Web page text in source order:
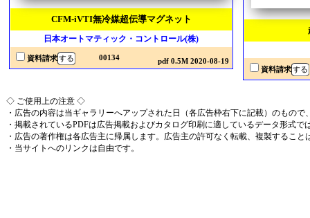
CFM-iVTI無冷媒超伝導マグネット
日本オートマティック・コントロール(株)
資料請求 00134 pdf 0.5M 2020-08-19
資料請求
◇ ご使用上の注意 ◇
・広告の内容は当ギャラリーへアップされた日（各広告枠右下に記載）のもの
・掲載されているPDFは広告掲載およびカタログ印刷に適しているデータ形式
・広告の著作権は各広告主に帰属します。広告主の許可なく転載、複製すること
・当サイトへのリンクは自由です。